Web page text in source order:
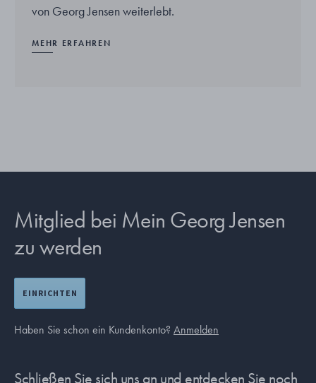
von Georg Jensen weiterlebt.
MEHR ERFAHREN
Mitglied bei Mein Georg Jensen
zu werden
EINRICHTEN
Haben Sie schon ein Kundenkonto? Anmelden
Schließen Sie sich uns an und entdecken Sie noch